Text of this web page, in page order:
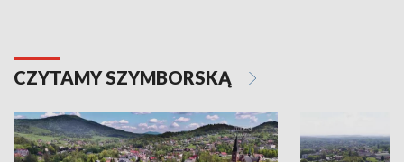
CZYTAMY SZYMBORSKĄ